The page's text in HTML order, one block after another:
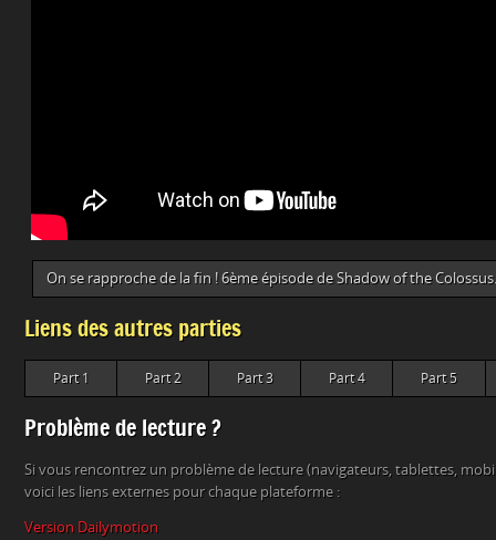
On se rapproche de la fin ! 6ème épisode de Shadow of the Colossus.
Liens des autres parties
Part 1 Part 2 Part 3 Part 4 Part 5
Problème de lecture ?
Si vous rencontrez un problème de lecture (navigateurs, tablettes,
voici les liens externes pour chaque plateforme :
Version Dailymotion